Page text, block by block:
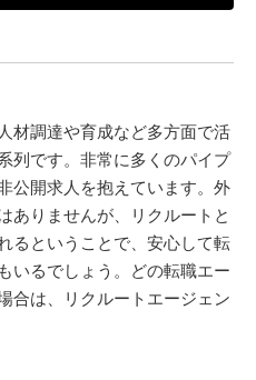
材調達や育成など多方面で活
列です。非常に多くのパイプ
公開求人を抱えています。外
ありませんが、リクルートと
るということで、安心して転
いるでしょう。どの転職エー
合は、リクルートエージェン